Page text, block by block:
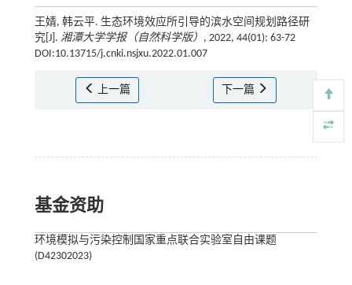
王婧, 韩云平. 生态环境效应所引导的滨水空间规划路径研
究[J]. 湘潭大学学报（自然科学版） , 2022, 44(01): 63-72
DOI:10.13715/j.cnki.nsjxu.2022.01.007
上一篇 下一篇
基金资助
环境模拟与污染控制国家重点联合实验室自由课题
(D42302023)